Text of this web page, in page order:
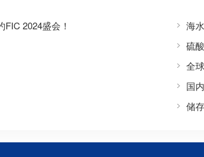
FIC 2024盛会！
海
硫
全
国
储